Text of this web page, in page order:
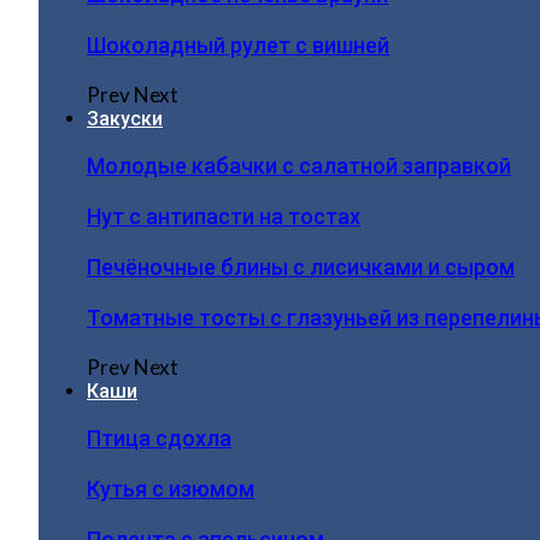
Шоколадный рулет с вишней
PrevNext
Закуски
Молодые кабачки с салатной заправкой
Нут с антипасти на тостах
Печёночные блины с лисичками и сыром
Томатные тосты с глазуньей из
PrevNext
Каши
Птица сдохла
Кутья с изюмом